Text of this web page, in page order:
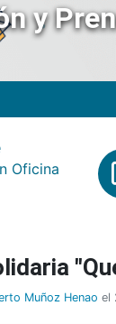
y
Oficina
Muñoz Henao el